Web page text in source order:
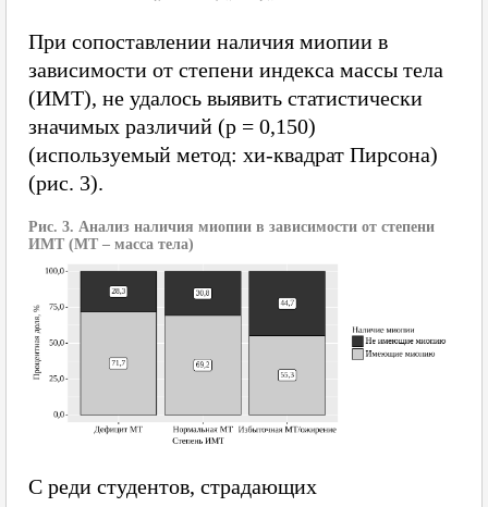
При сопоставлении наличия миопии в
зависимости от степени индекса массы тела
(ИМТ), не удалось выявить статистически
значимых различий (p = 0,150)
(используемый метод: хи-квадрат Пирсона)
(рис. 3).
Рис. 3. Анализ наличия миопии в зависимости от степени
ИМТ (МТ – масса тела)
С реди студентов, страдающих